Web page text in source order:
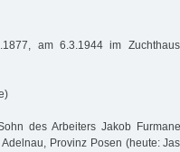
am 6.3.1944 im
des Arbeiters Jakob
Provinz Posen (heute: